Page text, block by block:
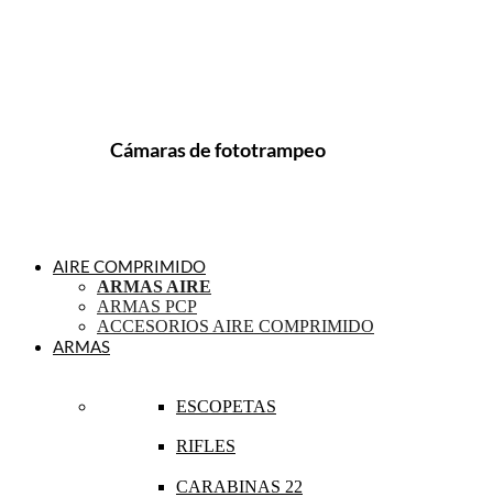
Cámaras de fototrampeo
AIRE COMPRIMIDO
ARMAS AIRE
ARMAS PCP
ACCESORIOS AIRE COMPRIMIDO
ARMAS
ESCOPETAS
RIFLES
CARABINAS 22